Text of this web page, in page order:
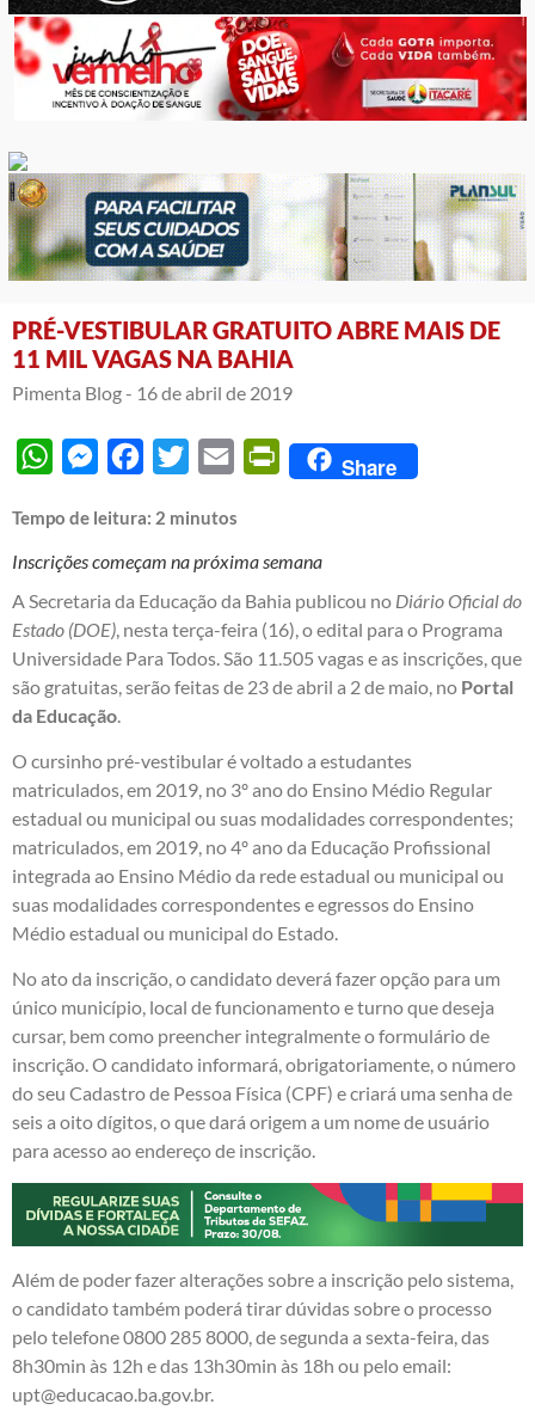
PRÉ-VESTIBULAR GRATUITO ABRE MAIS DE
11 MIL VAGAS NA BAHIA
Pimenta Blog - 16 de abril de 2019
WhatsAppMessengerFacebook
Twitter Email PrintFriendly
Share
Tempo de leitura: 2 minutos
Inscrições começam na próxima semana
A Secretaria da Educação da Bahia publicou no Diário Oficial do
Estado (DOE) , nesta terça-feira (16), o edital para o Programa
Universidade Para Todos. São 11.505 vagas e as inscrições, que
são gratuitas, serão feitas de 23 de abril a 2 de maio, no Portal
da Educação
O cursinho pré-vestibular é voltado a estudantes
matriculados, em 2019, no 3º ano do Ensino Médio Regular
estadual ou municipal ou suas modalidades correspondentes;
matriculados, em 2019, no 4º ano da Educação Profissional
integrada ao Ensino Médio da rede estadual ou municipal ou
suas modalidades correspondentes e egressos do Ensino
Médio estadual ou municipal do Estado.
No ato da inscrição, o candidato deverá fazer opção para um
único município, local de funcionamento e turno que deseja
cursar, bem como preencher integralmente o formulário de
inscrição. O candidato informará, obrigatoriamente, o número
do seu Cadastro de Pessoa Física (CPF) e criará uma senha de
seis a oito dígitos, o que dará origem a um nome de usuário
para acesso ao endereço de inscrição.
Além de poder fazer alterações sobre a inscrição pelo sistema,
o candidato também poderá tirar dúvidas sobre o processo
pelo telefone 0800 285 8000, de segunda a sexta-feira, das
8h30min às 12h e das 13h30min às 18h ou pelo email:
upt@educacao.ba.gov.br.